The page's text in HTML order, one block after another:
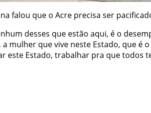
falou que o Acre precisa ser
desses que estão aqui, é o
mulher que vive neste Estado, que é
este Estado, trabalhar pra que todos